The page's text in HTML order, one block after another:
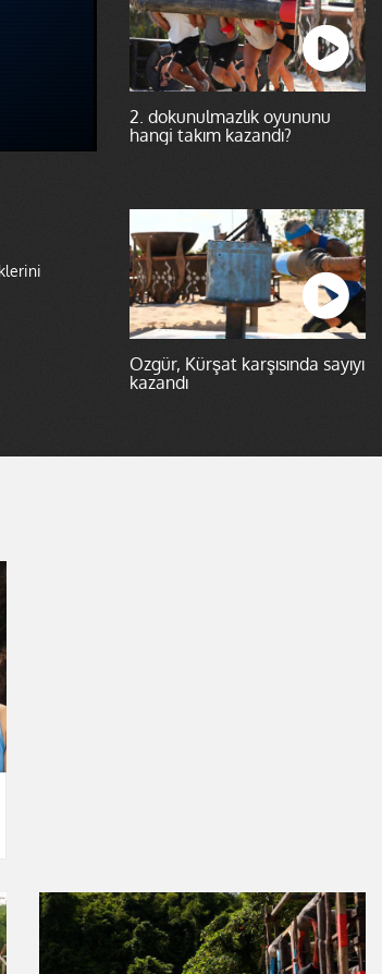
2. dokunulmazlık oyununu
hangi takım kazandı?
Özgür, Kürşat karşısında sayıyı
kazandı